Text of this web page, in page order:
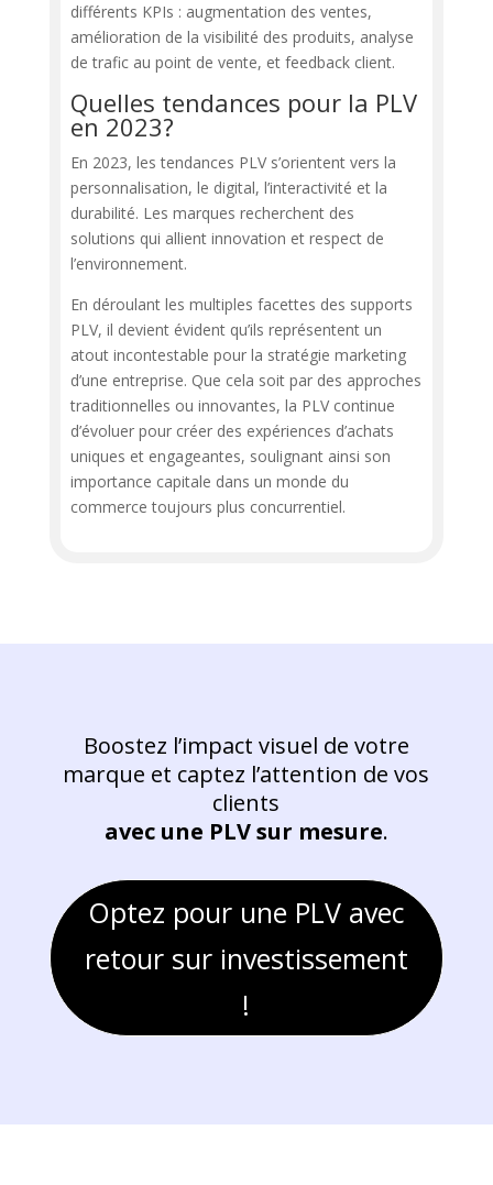
différents KPIs : augmentation des ventes,
amélioration de la visibilité des produits, analyse
de trafic au point de vente, et feedback client.
Quelles tendances pour la PLV
en 2023?
En 2023, les tendances PLV s’orientent vers la
personnalisation, le digital, l’interactivité et la
durabilité. Les marques recherchent des
solutions qui allient innovation et respect de
l’environnement.
En déroulant les multiples facettes des supports
PLV, il devient évident qu’ils représentent un
atout incontestable pour la stratégie marketing
d’une entreprise. Que cela soit par des approches
traditionnelles ou innovantes, la PLV continue
d’évoluer pour créer des expériences d’achats
uniques et engageantes, soulignant ainsi son
importance capitale dans un monde du
commerce toujours plus concurrentiel.
Boostez l’impact visuel de votre
marque et captez l’attention de vos
clients
avec une PLV sur mesure.
Optez pour une PLV avec
retour sur investissement
!